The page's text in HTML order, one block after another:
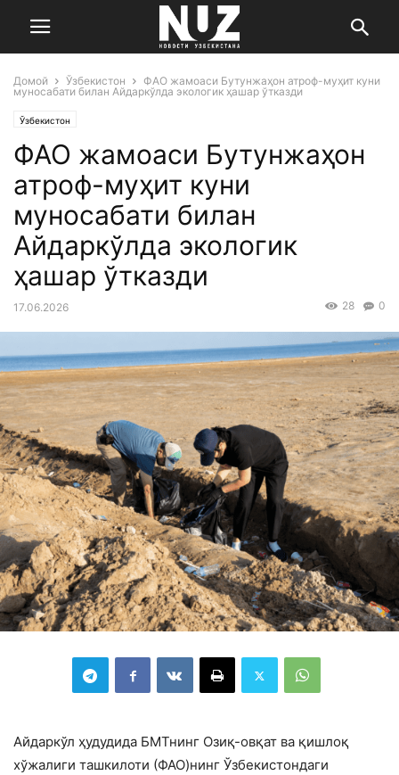
Домой Ўзбекистон
ФАО жамоаси Бутунжаҳон атроф-муҳит куни
муносабати билан Айдаркўлда экологик ҳашар ўтказди
Ўзбекистон
ФАО жамоаси Бутунжаҳон
атроф-муҳит куни
муносабати билан
Айдаркўлда экологик
ҳашар ўтказди
17.06.2026 0
28
Айдаркўл ҳудудида БМТнинг Озиқ-овқат ва қишлоқ
хўжалиги ташкилоти (ФАО)нинг Ўзбекистондаги